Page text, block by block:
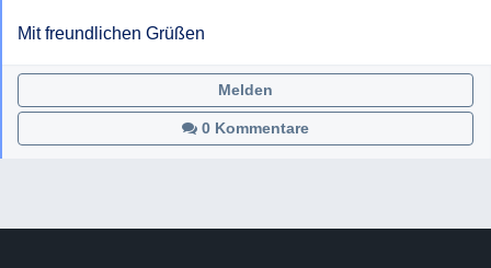
Mit freundlichen Grüßen
0 Kommentare
Melden